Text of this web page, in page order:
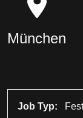
München
Job Typ: